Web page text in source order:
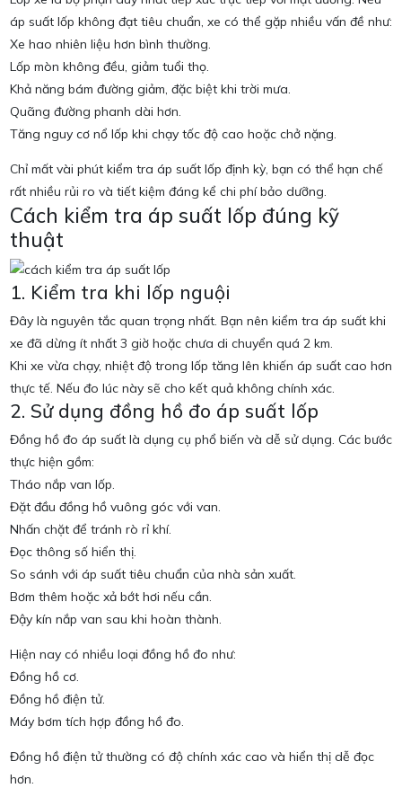
áp suất lốp không đạt tiêu chuẩn, xe có thể gặp nhiều vấn đề như:
Xe hao nhiên liệu hơn bình thường.
Lốp mòn không đều, giảm tuổi thọ.
Khả năng bám đường giảm, đặc biệt khi trời mưa.
Quãng đường phanh dài hơn.
Tăng nguy cơ nổ lốp khi chạy tốc độ cao hoặc chở nặng.
Chỉ mất vài phút kiểm tra áp suất lốp định kỳ, bạn có thể hạn chế
rất nhiều rủi ro và tiết kiệm đáng kể chi phí bảo dưỡng.
Cách kiểm tra áp suất lốp đúng kỹ
thuật
1. Kiểm tra khi lốp nguội
Đây là nguyên tắc quan trọng nhất. Bạn nên kiểm tra áp suất khi
xe đã dừng ít nhất 3 giờ hoặc chưa di chuyển quá 2 km.
Khi xe vừa chạy, nhiệt độ trong lốp tăng lên khiến áp suất cao hơn
thực tế. Nếu đo lúc này sẽ cho kết quả không chính xác.
2. Sử dụng đồng hồ đo áp suất lốp
Đồng hồ đo áp suất là dụng cụ phổ biến và dễ sử dụng. Các bước
thực hiện gồm:
Tháo nắp van lốp.
Đặt đầu đồng hồ vuông góc với van.
Nhấn chặt để tránh rò rỉ khí.
Đọc thông số hiển thị.
So sánh với áp suất tiêu chuẩn của nhà sản xuất.
Bơm thêm hoặc xả bớt hơi nếu cần.
Đậy kín nắp van sau khi hoàn thành.
Hiện nay có nhiều loại đồng hồ đo như:
Đồng hồ cơ.
Đồng hồ điện tử.
Máy bơm tích hợp đồng hồ đo.
Đồng hồ điện tử thường có độ chính xác cao và hiển thị dễ đọc
hơn.